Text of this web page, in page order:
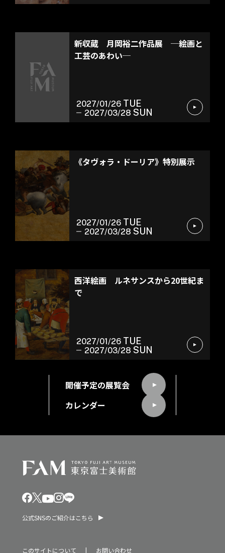
新収蔵 月岡裕二作品展 ─絵画と
工芸のあわい─
2027/01/26 TUE
2027/03/28 SUN
《タヴォラ・ドーリア》特別展示
2027/01/26 TUE
2027/03/28 SUN
西洋絵画 ルネサンスから20世紀ま
で
2027/01/26 TUE
2027/03/28 SUN
開催予定の展覧会
カレンダー
公式SNSのご紹介はこちら
このサイトについて お問い合わせ